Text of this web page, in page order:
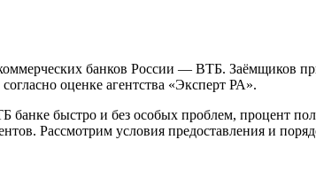
банков России — ВТБ. Заёмщиков
оценке агентства «Эксперт РА».
банке быстро и без особых проблем, процент
Рассмотрим условия предоставления и